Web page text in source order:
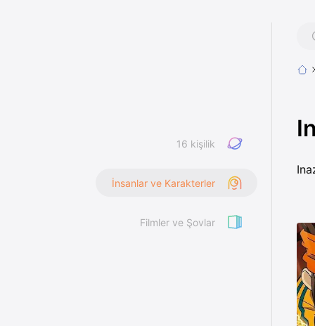
16 kişilik
İnsanlar ve Karakterler
Filmler ve Şovlar